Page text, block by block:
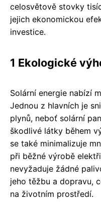
celosvětově stovky
jejich ekonomickou
investice.
1 Ekologické
Solární energie nabízí
Jednou z hlavních je
plynů, neboť solární
škodlivé látky během
se také minimalizuje
při běžné výrobě
nevyžaduje žádné
jeho těžbu a dopravu,
na životním prostředí.